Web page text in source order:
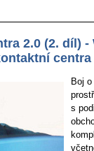
2.0 (2. díl) -
centra
Boj
s